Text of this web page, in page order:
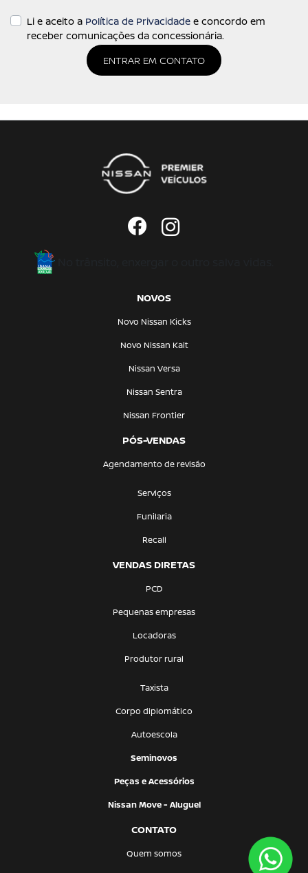
Li e aceito a Política de Privacidade e concordo em
receber comunicações da concessionária.
ENTRAR EM CONTATO
NOVOS
Novo Nissan Kicks
Novo Nissan Kait
Nissan Versa
Nissan Sentra
Nissan Frontier
PÓS-VENDAS
Agendamento de revisão
Serviços
Funilaria
Recall
VENDAS DIRETAS
PCD
Pequenas empresas
Locadoras
Produtor rural
Taxista
Corpo diplomático
Autoescola
Seminovos
Peças e Acessórios
Nissan Move - Aluguel
CONTATO
Quem somos